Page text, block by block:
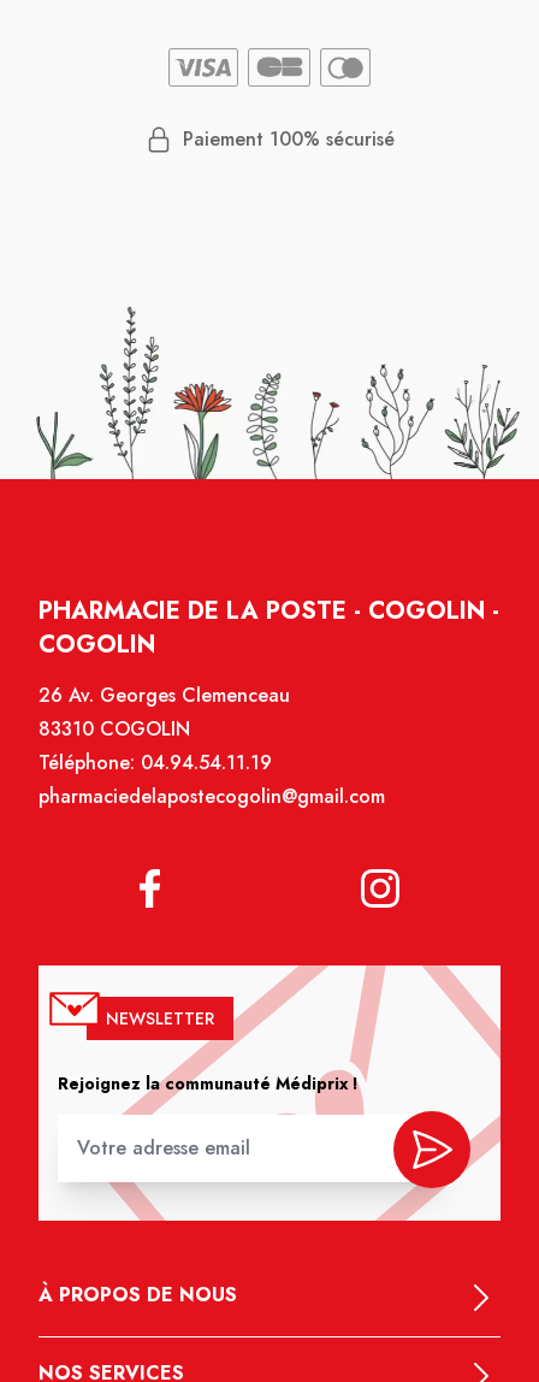
Paiement 100% sécurisé
PHARMACIE DE LA POSTE - COGOLIN -
COGOLIN
26 Av. Georges Clemenceau
83310 COGOLIN
Téléphone: 04.94.54.11.19
pharmaciedelapostecogolin@gmail.com
NEWSLETTER
Rejoignez la communauté Médiprix !
À PROPOS DE NOUS
NOS SERVICES